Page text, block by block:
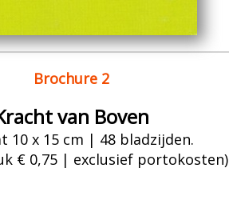
Brochure 2
van Boven
10 x 15 cm | 48 bladzijden.
€ 0,75 | exclusief portokosten)